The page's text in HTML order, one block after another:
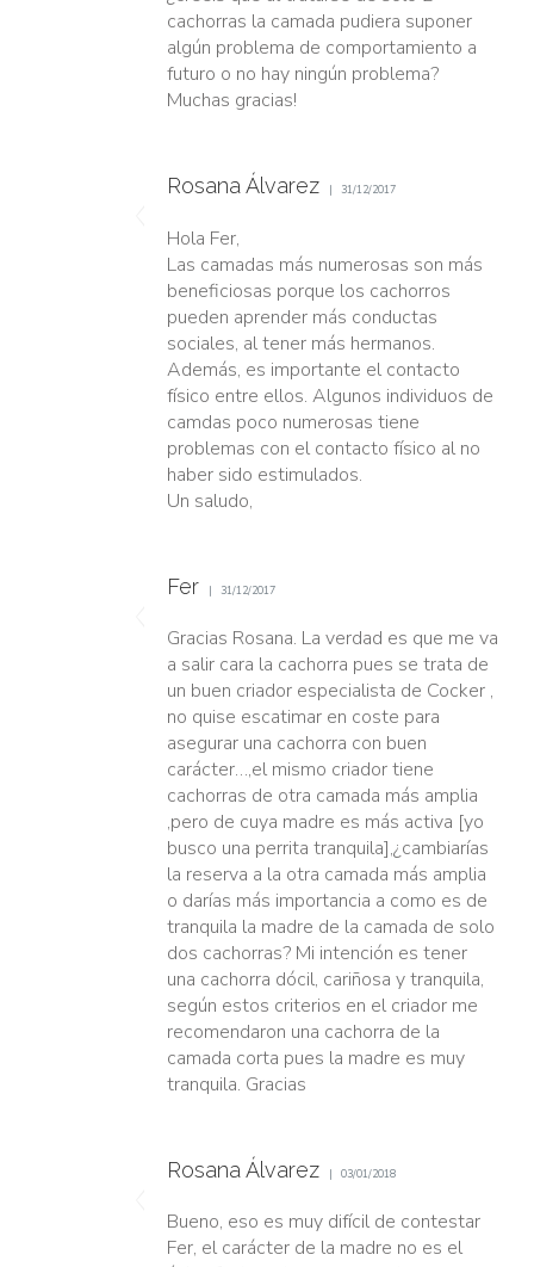
cachorras la camada pudiera suponer
algún problema de comportamiento a
futuro o no hay ningún problema?
Muchas gracias!
Rosana Álvarez 31/12/2017
Hola Fer,
Las camadas más numerosas son más
beneficiosas porque los cachorros
pueden aprender más conductas
sociales, al tener más hermanos.
Además, es importante el contacto
físico entre ellos. Algunos individuos de
camdas poco numerosas tiene
problemas con el contacto físico al no
haber sido estimulados.
Un saludo,
Fer 31/12/2017
Gracias Rosana. La verdad es que me va
a salir cara la cachorra pues se trata de
un buen criador especialista de Cocker ,
no quise escatimar en coste para
asegurar una cachorra con buen
carácter…,el mismo criador tiene
cachorras de otra camada más amplia
,pero de cuya madre es más activa [yo
busco una perrita tranquila],¿cambiarías
la reserva a la otra camada más amplia
o darías más importancia a como es de
tranquila la madre de la camada de solo
dos cachorras? Mi intención es tener
una cachorra dócil, cariñosa y tranquila,
según estos criterios en el criador me
recomendaron una cachorra de la
camada corta pues la madre es muy
tranquila. Gracias
Rosana Álvarez 03/01/2018
Bueno, eso es muy difícil de contestar
Fer, el carácter de la madre no es el